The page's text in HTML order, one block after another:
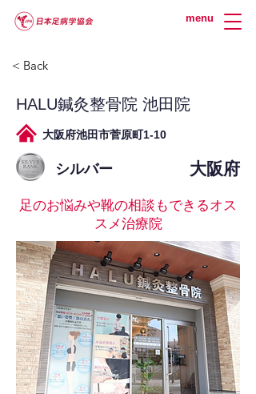
menu
< Back
HALU鍼灸整骨院 池田院
大阪府池田市菅原町1-10
シルバー 大阪府
足のお悩みや靴の相談もできるオス
スメ治療院